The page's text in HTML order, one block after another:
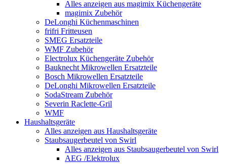
Alles anzeigen aus magimix Küchengeräte
magimix Zubehör
DeLonghi Küchenmaschinen
frifri Fritteusen
SMEG Ersatzteile
WMF Zubehör
Electrolux Küchengeräte Zubehör
Bauknecht Mikrowellen Ersatzteile
Bosch Mikrowellen Ersatzteile
DeLonghi Mikrowellen Ersatzteile
SodaStream Zubehör
Severin Raclette-Gril
WMF
Haushaltsgeräte
Alles anzeigen aus Haushaltsgeräte
Staubsaugerbeutel von Swirl
Alles anzeigen aus Staubsaugerbeutel von Swirl
AEG /Elektrolux